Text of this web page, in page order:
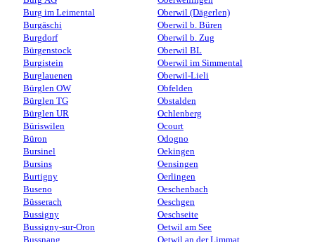
Burg im Leimental
Burgäschi
Burgdorf
Bürgenstock
Burgistein
Burglauenen
Bürglen OW
Bürglen TG
Bürglen UR
Büriswilen
Büron
Bursinel
Bursins
Burtigny
Buseno
Büsserach
Bussigny
Bussigny-sur-Oron
Bussnang
Oberwil (Dägerlen)
Oberwil b. Büren
Oberwil b. Zug
Oberwil BL
Oberwil im Simmental
Oberwil-Lieli
Obfelden
Obstalden
Ochlenberg
Ocourt
Odogno
Oekingen
Oensingen
Oerlingen
Oeschenbach
Oeschgen
Oeschseite
Oetwil am See
Oetwil an der Limmat